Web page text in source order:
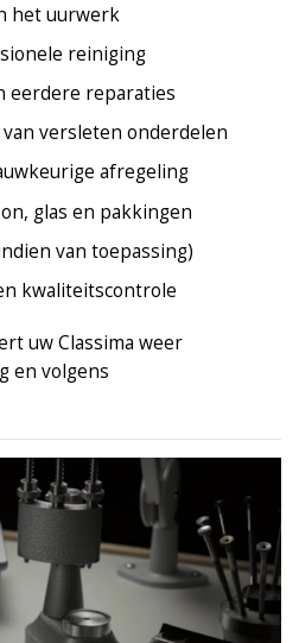
het uurwerk
reiniging
eerdere reparaties
versleten onderdelen
afregeling
glas en pakkingen
van toepassing)
kwaliteitscontrole
uw Classima weer
en volgens